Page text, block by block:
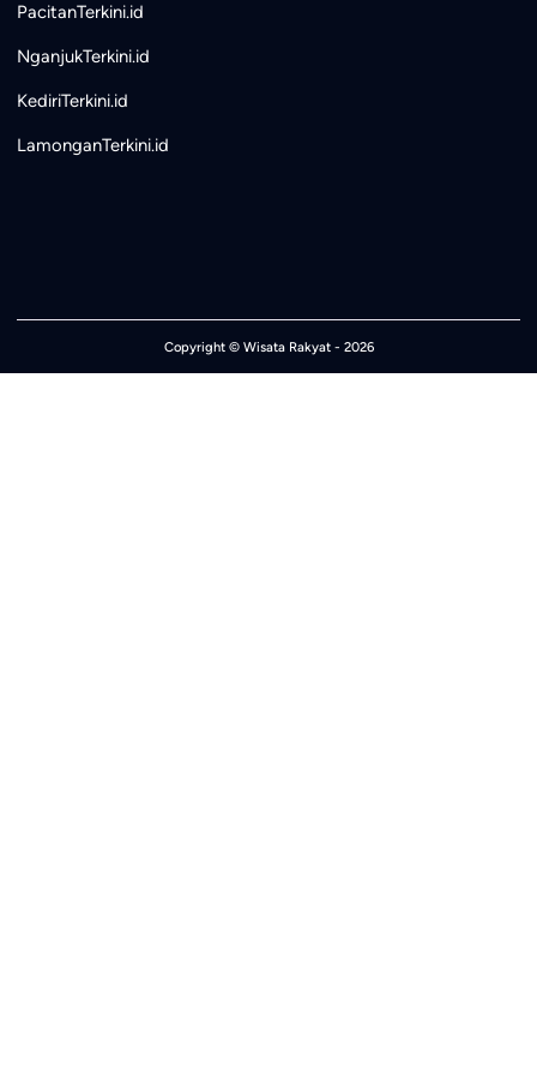
PacitanTerkini.id
NganjukTerkini.id
KediriTerkini.id
LamonganTerkini.id
Copyright © Wisata Rakyat- 2026